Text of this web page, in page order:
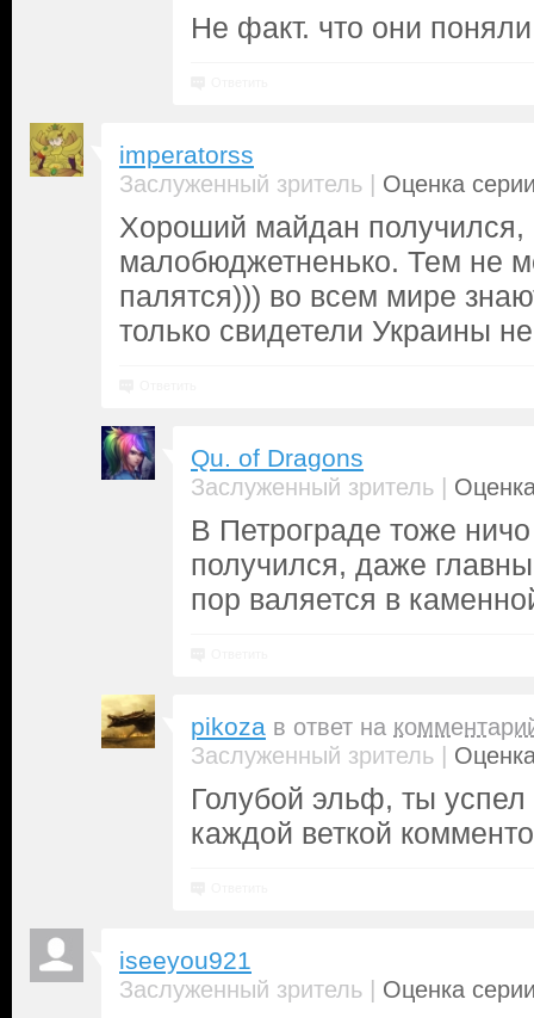
Не факт. что они
imperatorss
Заслуженный зритель | Оценка
Хороший майдан получился,
малобюджетненько. Тем не
палятся))) во всем мире
только свидетели Украины
Qu. of Dragons
Заслуженный зритель |
В Петрограде тоже
получился, даже
пор валяется в
pikoza в ответ на
Заслуженный зритель |
Голубой эльф, ты
каждой веткой
iseeyou921
Заслуженный зритель | Оценка